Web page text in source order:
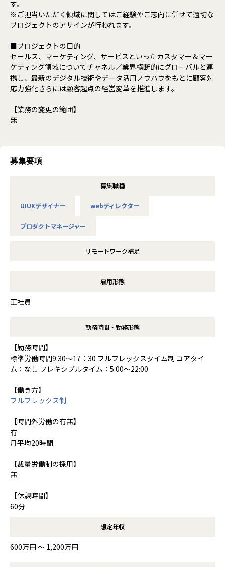
す。
※ご担当いただく領域に関してはご経験やご志向に併せて適切な
プロジェクトのアサインが行われます。
■プロジェクトの目的
セールス、マーケティング、サービスといったカスタマー＆マー
ケティング領域についてチャネル／業界横断的にグローバルと連
携し、最新のデジタル技術やデータ活用ノウハウをもとに顧客対
応力強化さらには顧客起点の経営変革を推進します。
【業務の変更の範囲】
無
募集要項
募集職種
UIUXデザイナー webディレクター
プロダクトマネージャー
リモートワーク補足
雇用形態
正社員
勤務時間・勤務形態
【勤務時間】
標準労働時間9:30～17：30 フルフレックスタイム制 コアタイ
ム：なし フレキシブルタイム：5:00～22:00
【働き方】
フルフレックス制
【時間外労働の有無】
有
月平均20時間
【裁量労働制の採用】
無
【休憩時間】
60分
想定年収
600万円 〜 1,200万円